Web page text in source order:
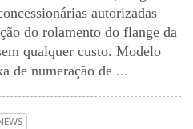
autorizadas
do rolamento do flange da
qualquer custo. Modelo
de numeração de ...